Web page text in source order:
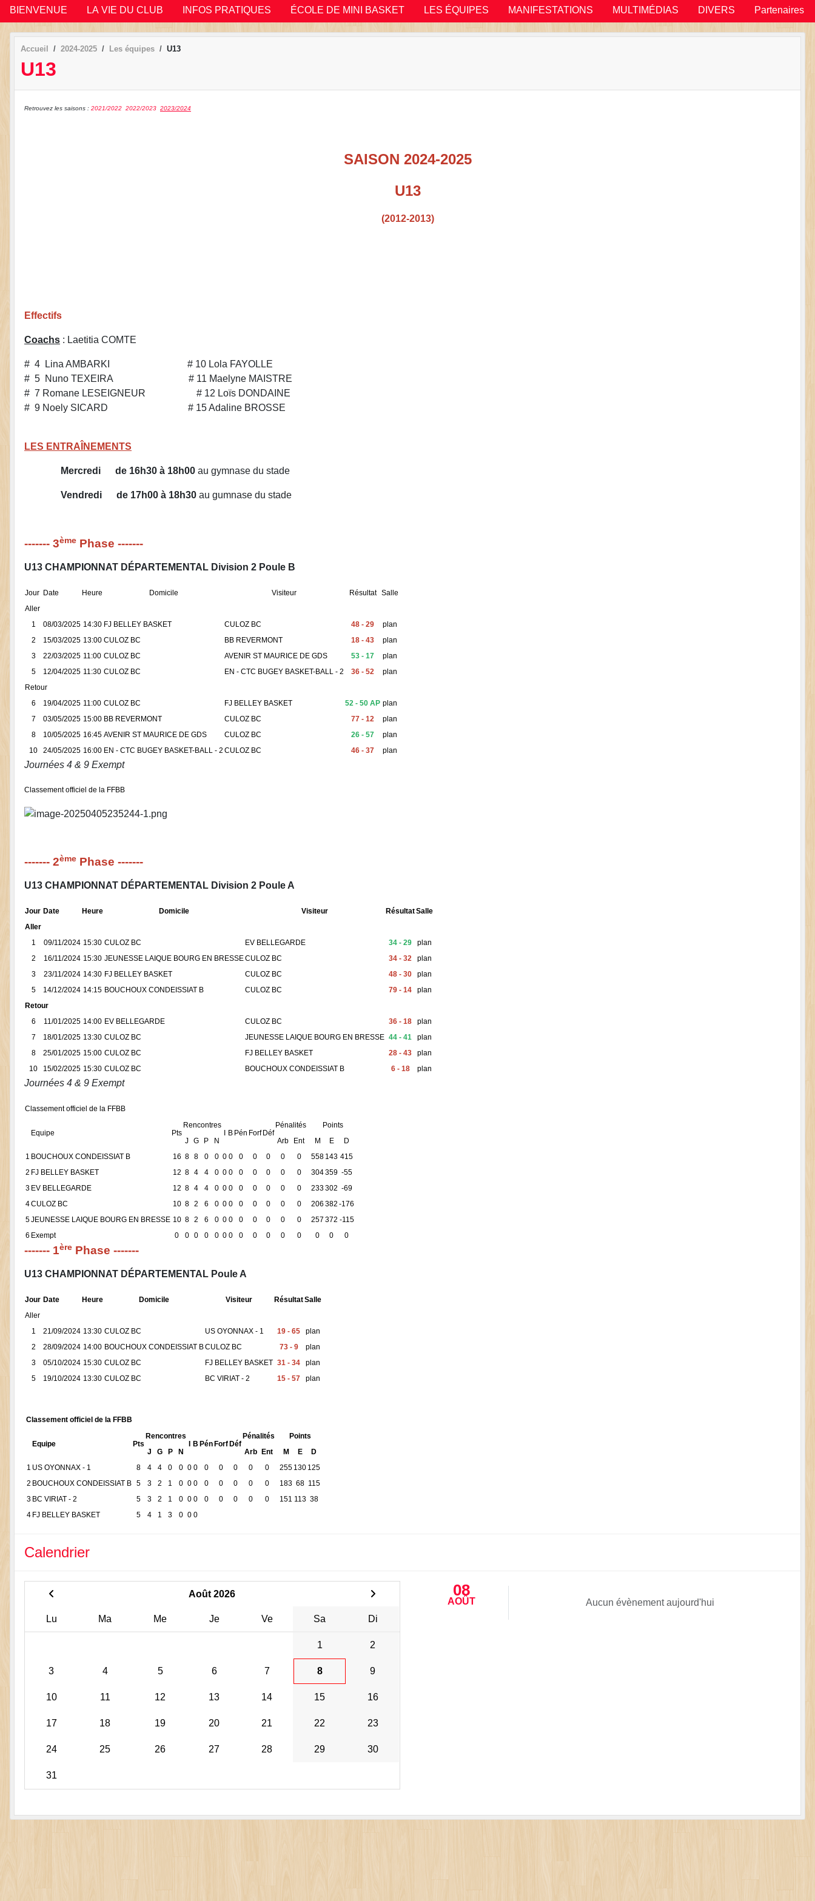
BIENVENUE LA VIE DU CLUB INFOS PRATIQUES ÉCOLE DE MINI BASKET LES ÉQUIPES MANIFESTATIONS MULTIMÉDIAS DIVERS Partenaires
Accueil 2024-2025 Les équipes U13
U13
Retrouvez les saisons : 2021/2022 2022/2023 2023/2024
SAISON 2024-2025
U13
(2012-2013)
Effectifs
Coachs : Laetitia COMTE
# 4 Lina AMBARKI # 10 Lola FAYOLLE
# 5 Nuno TEXEIRA # 11 Maelyne MAISTRE
# 7 Romane LESEIGNEUR # 12 Loïs DONDAINE
# 9 Noely SICARD # 15 Adaline BROSSE
LES ENTRAÎNEMENTS
Mercredi de 16h30 à 18h00 au gymnase du stade
Vendredi de 17h00 à 18h30 au gumnase du stade
------- 3ème Phase -------
U13 CHAMPIONNAT DÉPARTEMENTAL Division 2 Poule B
Jour Date Heure Domicile Visiteur Résultat
Salle
Aller
1
08/03/2025 14:30 FJ BELLEY BASKET CULOZ BC 48 - 29
plan
2
15/03/2025 13:00 CULOZ BC BB REVERMONT 18 - 43
plan
3
22/03/2025 11:00 CULOZ BC AVENIR ST MAURICE DE GDS 53 - 17
plan
5
12/04/2025 11:30 CULOZ BC EN - CTC BUGEY BASKET-BALL - 2 36 - 52
plan
Retour
6
19/04/2025 11:00 CULOZ BC FJ BELLEY BASKET 52 - 50 AP plan
7
03/05/2025 15:00 BB REVERMONT CULOZ BC 77 - 12
plan
8
10/05/2025 16:45 AVENIR ST MAURICE DE GDS CULOZ BC 26 - 57
plan
10
24/05/2025 16:00 EN - CTC BUGEY BASKET-BALL - 2 CULOZ BC 46 - 37 plan
Journées 4 & 9 Exempt
Classement officiel de la FFBB
------- 2ème Phase -------
U13 CHAMPIONNAT DÉPARTEMENTAL Division 2 Poule A
Jour Date Heure Domicile Visiteur RésultatSalle
Aller
1
09/11/2024 15:30 CULOZ BC EV BELLEGARDE 34 - 29
plan
2
16/11/2024 15:30 JEUNESSE LAIQUE BOURG EN BRESSECULOZ BC 34 - 32
plan
3
23/11/2024 14:30 FJ BELLEY BASKET CULOZ BC 48 - 30
plan
5
14/12/2024 14:15 BOUCHOUX CONDEISSIAT B CULOZ BC 79 - 14
plan
Retour
6
11/01/2025 14:00 EV BELLEGARDE CULOZ BC 36 - 18
plan
7
18/01/2025 13:30 CULOZ BC JEUNESSE LAIQUE BOURG EN BRESSE 44 - 41
plan
8
25/01/2025 15:00 CULOZ BC FJ BELLEY BASKET 28 - 43
plan
10
15/02/2025 15:30 CULOZ BC BOUCHOUX CONDEISSIAT B 6 - 18 plan
Journées 4 & 9 Exempt
Classement officiel de la FFBB
Equipe Pts
Rencontres
B Pén Forf Déf
Pénalités
Points
J G P N Arb Ent M E
D
1 BOUCHOUX CONDEISSIAT B 16 8 8 0 0 0 0 0 0 0 0 0 558 143 415
2 FJ BELLEY BASKET 12 8 4 4 0 0 0 0 0 0 0 0 304359 -55
3 EV BELLEGARDE 12 8 4 4 0 0 0 0 0 0 0 0 233302 -69
4CULOZ BC 10 8 2 6 0 0 0 0 0 0 0 0 206 382 -176
5JEUNESSE LAIQUE BOURG EN BRESSE 10 8 2 6 0 0 0 0 0 0 0 0 257 372 -115
6 Exempt 0 0 0 0 0 0 0 0 0 0 0 0 0 0 0
------- 1ère Phase -------
U13 CHAMPIONNAT DÉPARTEMENTAL Poule A
Jour Date Heure Domicile Visiteur RésultatSalle
Aller
1
21/09/2024 13:30 CULOZ BC US OYONNAX - 1 19 - 65
plan
2
28/09/2024 14:00 BOUCHOUX CONDEISSIAT BCULOZ BC 73 - 9
plan
3
05/10/2024 15:30 CULOZ BC FJ BELLEY BASKET 31 - 34
plan
5
19/10/2024 13:30 CULOZ BC BC VIRIAT - 2 15 - 57 plan
Classement officiel de la FFBB
Equipe Pts
Rencontres
B Pén Forf Déf
Pénalités
Points
J
G P N Arb Ent M E
D
1 US OYONNAX - 1 8 4 4 0 0 0 0 0 0 0 0 0 255 130 125
2 BOUCHOUX CONDEISSIAT B 5 3 2 1 0 0 0 0 0 0 0 0 183 68 115
3 BC VIRIAT - 2 5 3 2 1 0 0 0 0 0 0 0 0 151 113 38
4 FJ BELLEY BASKET 5 4 1 3 0 0 0
Calendrier
Août 2026
Lu Ma Me Je Ve Sa Di
1 2
3 4 5 6 7 8 9
10 11 12 13 14 15 16
17 18 19 20 21 22 23
24 25 26 27 28 29 30
31
08
AOÛT Aucun évènement aujourd'hui